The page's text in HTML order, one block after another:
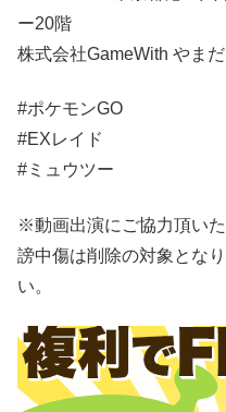
ー20階
株式会社GameWith やま
#ポケモンGO
#EXレイド
#ミュウツー
※動画出演にご協力頂い
謗中傷は削除の対象とな
い。